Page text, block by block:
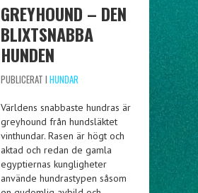
GREYHOUND – DEN
BLIXTSNABBA
HUNDEN
PUBLICERAT I HUNDAR
Världens snabbaste hundras är
greyhound från hundsläktet
vinthundar. Rasen är högt och
aktad och redan de gamla
egyptiernas kungligheter
använde hundrastypen såsom